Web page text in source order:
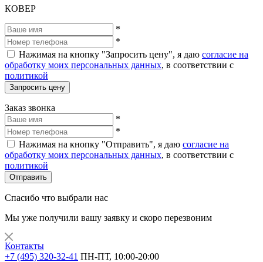
КОВЕР
*
*
Нажимая на кнопку "Запросить цену", я даю согласие на
обработку моих персональных данных, в соответствии с
политикой
Запросить цену
Заказ звонка
*
*
Нажимая на кнопку "Отправить", я даю согласие на
обработку моих персональных данных, в соответствии с
политикой
Отправить
Спасибо что выбрали нас
Мы уже получили вашу заявку и скоро перезвоним
Контакты
+7 (495) 320-32-41 ПН-ПТ, 10:00-20:00